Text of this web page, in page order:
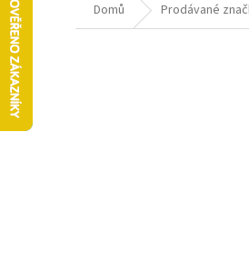
Domů
Prodávané